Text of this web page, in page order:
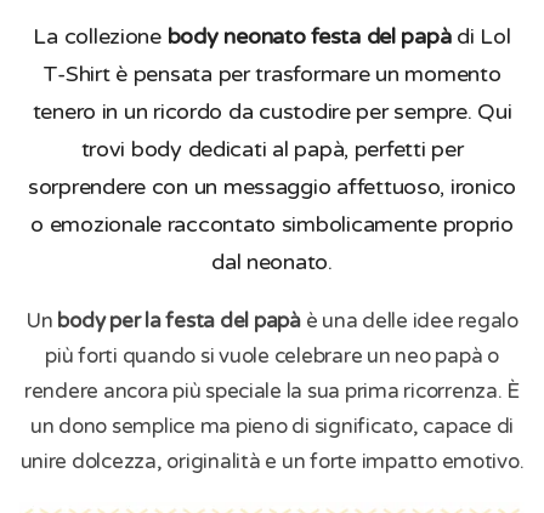
La collezione body neonato festa del papàdi Lol
T-Shirt è pensata per trasformare un momento
tenero in un ricordo da custodire per sempre. Qui
trovi body dedicati al papà, perfetti per
sorprendere con un messaggio affettuoso, ironico
o emozionale raccontato simbolicamente proprio
dal neonato.
Un body per la festa del papàè una delle idee regalo
più forti quando si vuole celebrare un neo papà o
rendere ancora più speciale la sua prima ricorrenza. È
un dono semplice ma pieno di significato, capace di
unire dolcezza, originalità e un forte impatto emotivo.